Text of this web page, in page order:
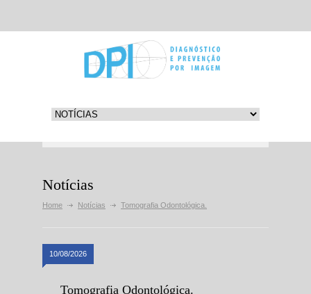
Notícias
Home Notícias Tomografia Odontológica.
10/08/2026
Tomografia Odontológica.